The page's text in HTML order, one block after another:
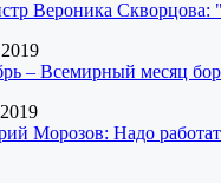
Вероника Скворцова:
– Всемирный месяц
Морозов: Надо